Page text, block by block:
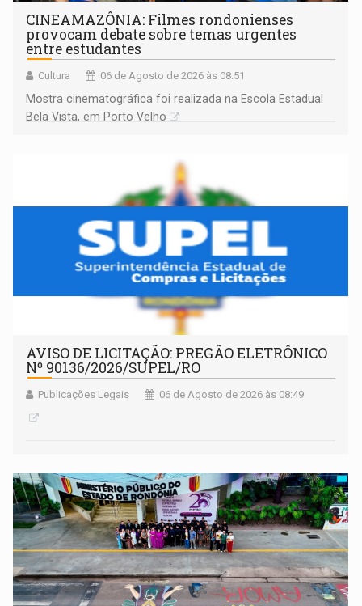
CINEAMAZÔNIA: Filmes rondonienses
provocam debate sobre temas urgentes
entre estudantes
Cultura 06 de Agosto de 2026 às 08:51
Mostra cinematográfica foi realizada na Escola Estadual
Bela Vista, em Porto Velho
AVISO DE LICITAÇÃO: PREGÃO ELETRÔNICO
Nº 90136/2026/SUPEL/RO
Publicações Legais 06 de Agosto de 2026 às 08:49